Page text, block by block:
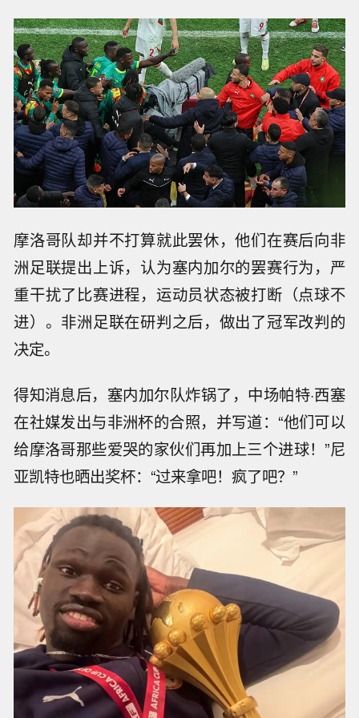
摩洛哥队却并不打算就此罢休，他们在赛后向非
洲足联提出上诉，认为塞内加尔的罢赛行为，严
重干扰了比赛进程，运动员状态被打断（点球不
进）。非洲足联在研判之后，做出了冠军改判的
决定。
得知消息后，塞内加尔队炸锅了，中场帕特·西塞
在社媒发出与非洲杯的合照，并写道：“他们可以
给摩洛哥那些爱哭的家伙们再加上三个进球！”尼
亚凯特也晒出奖杯：“过来拿吧！疯了吧？”